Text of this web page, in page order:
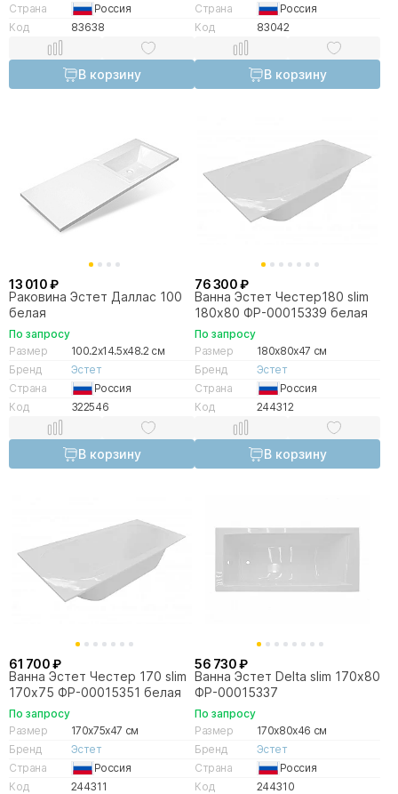
Страна
Россия
Код
83638
В корзину
Страна
Россия
Код
83042
В корзину
13 010 ₽
Раковина Эстет Даллас 100
белая
По запросу
Размер
100.2x14.5x48.2 см
Бренд
Эстет
Страна
Россия
Код
322546
В корзину
76 300 ₽
Ванна Эстет Честер180 slim
180х80 ФР-00015339 белая
По запросу
Размер
180x80x47 см
Бренд
Эстет
Страна
Россия
Код
244312
В корзину
61 700 ₽
Ванна Эстет Честер 170 slim
170х75 ФР-00015351 белая
По запросу
Размер
170x75x47 см
Бренд
Эстет
Страна
Россия
Код
244311
56 730 ₽
Ванна Эстет Delta slim 170х80
ФР-00015337
По запросу
Размер
170x80x46 см
Бренд
Эстет
Страна
Россия
Код
244310